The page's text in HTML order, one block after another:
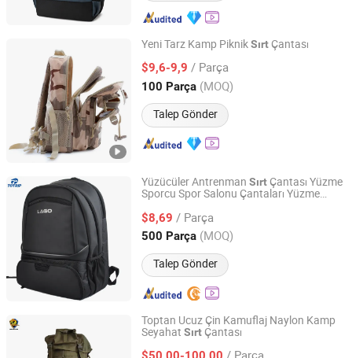
Yeni Tarz Kamp PiknikSırt Çantası
$9,6-9,9 / Parça
100 Parça (MOQ)
Talep Gönder
Skylark Network Co., Ltd.
Zhejiang, China Fiyat 2022
Yüzücüler Antrenman Sırt Çantası Yüzme
Sporcu Spor Salonu Çantaları Yüzme
$8,69 / Parça
500 Parça (MOQ)
Talep Gönder
Quanzhou Chally Sport Goods Co., Ltd.
Fujian, China Fiyat 2009
Toptan Ucuz Çin Kamuflaj Naylon Kamp
Seyahat Sırt Çantası
/ Parça
CHINA HENGTAI GROUP CO., LIMITED